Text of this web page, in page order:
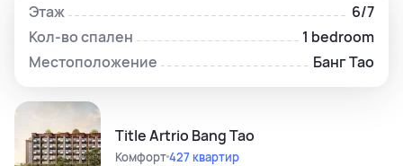
Этаж
6/7
Кол-во спален
1 bedroom
Местоположение
Банг Тао
Title Artrio Bang Tao
Комфорт427 квартир